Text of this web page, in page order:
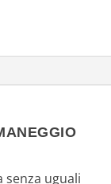
uguali